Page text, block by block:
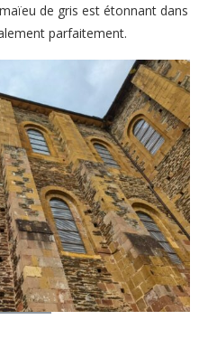
de gris est étonnant dans
parfaitement.